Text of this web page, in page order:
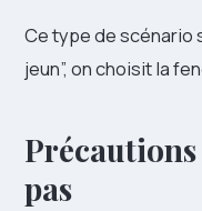
Ce type de scénario
jeun”, on choisit la
pas